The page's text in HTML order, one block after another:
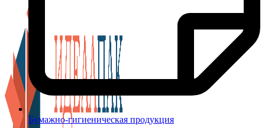
Бумажно-гигиеническая продукция